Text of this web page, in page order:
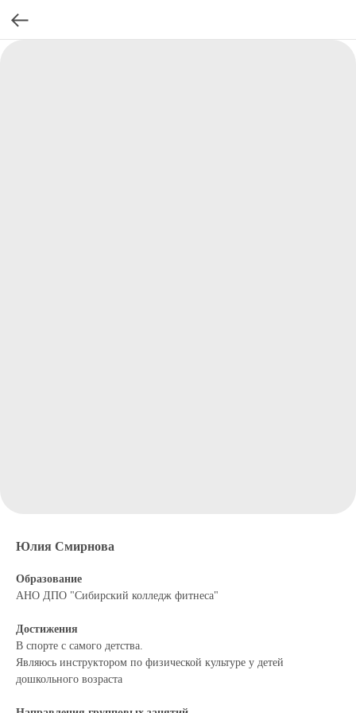
Юлия Смирнова
Образование
АНО ДПО "Сибирский колледж фитнеса"
Достижения
В спорте с самого детства.
Являюсь инструктором по физической культуре у детей
дошкольного возраста